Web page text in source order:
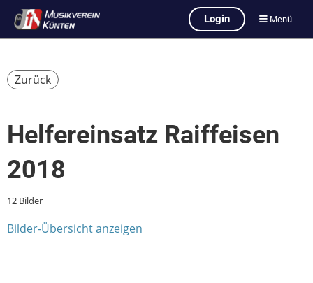
Login Menü
Zurück
Helfereinsatz Raiffeisen
2018
12 Bilder
Bilder-Übersicht anzeigen